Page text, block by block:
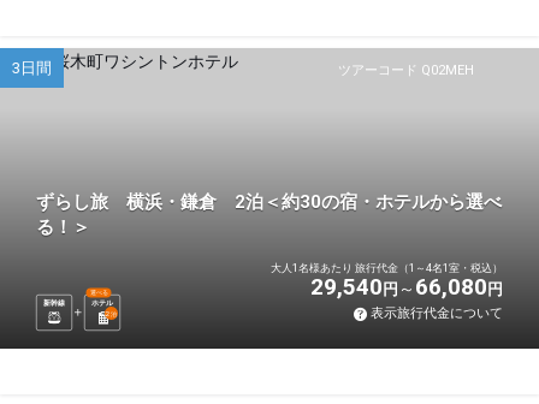
ツアーコード Q02MEH
3日間
ずらし旅 横浜・鎌倉 2泊＜約30の宿・ホテルから選べ
る！＞
新幹線 ホテル
選べる
2泊
大人1名様あたり 旅行代金（1～4名1室・税込）
29,540 円 66,080 円
表示旅行代金について